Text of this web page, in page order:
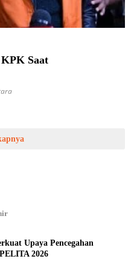
Saat
Upaya Pencegahan
2026